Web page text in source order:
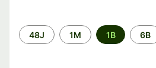
Periode
waktu
48J 1M 1B 6B